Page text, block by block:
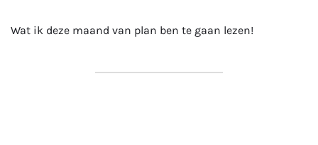
Wat ik deze maand van plan ben te gaan lezen!